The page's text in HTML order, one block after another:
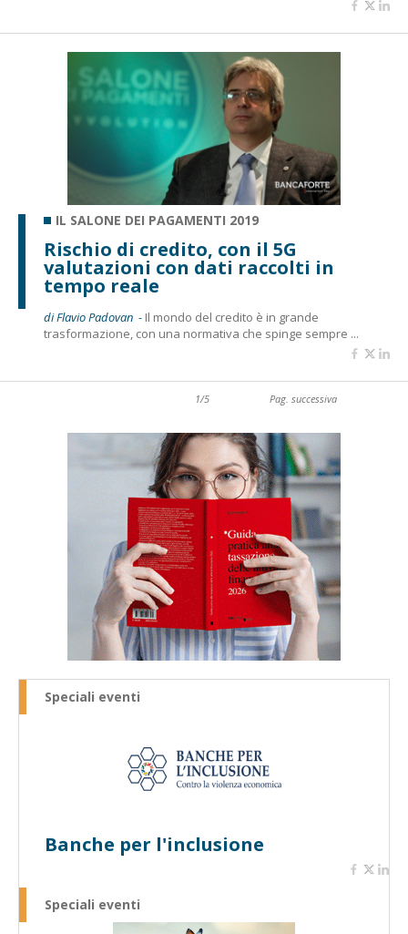
IL SALONE DEI PAGAMENTI 2019
Rischio di credito, con il 5G
valutazioni con dati raccolti in
tempo reale
di Flavio Padovan - Il mondo del credito è in grande
trasformazione, con una normativa che spinge sempre ...
1/5 Pag. successiva
Speciali eventi
Banche per l'inclusione
Speciali eventi